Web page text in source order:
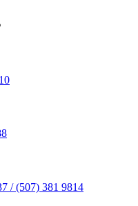
/ (507) 381 9814